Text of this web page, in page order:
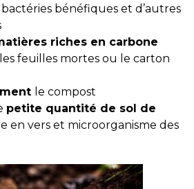
bénéfiques et d’autres
riches en carbone
feuilles mortes ou le carton
le compost
petite quantité de sol de
en vers et microorganisme des